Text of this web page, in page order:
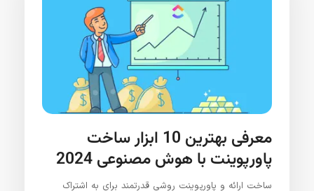
معرفی بهترین 10 ابزار ساخت
پاورپوینت با هوش مصنوعی 2024
ساخت ارائه و پاورپوینت روشی قدرتمند برای به اشتراک